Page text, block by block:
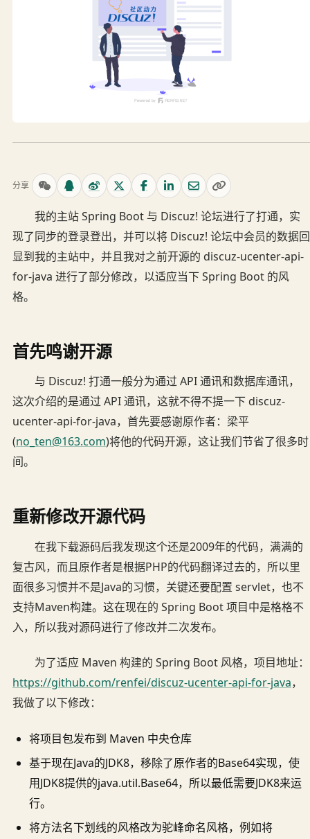
分享
我的主站 Spring Boot 与 Discuz! 论坛进行了打通，实
现了同步的登录登出，并可以将 Discuz! 论坛中会员的数据回
显到我的主站中，并且我对之前开源的 discuz-ucenter-api-
for-java 进行了部分修改，以适应当下 Spring Boot 的风
格。
首先鸣谢开源
与 Discuz! 打通一般分为通过 API 通讯和数据库通讯，
这次介绍的是通过 API 通讯，这就不得不提一下 discuz-
ucenter-api-for-java，首先要感谢原作者：梁平
(no_ten@163.com)将他的代码开源，这让我们节省了很多时
间。
重新修改开源代码
在我下载源码后我发现这个还是2009年的代码，满满的
复古风，而且原作者是根据PHP的代码翻译过去的，所以里
面很多习惯并不是Java的习惯，关键还要配置 servlet，也不
支持Maven构建。这在现在的 Spring Boot 项目中是格格不
入，所以我对源码进行了修改并二次发布。
为了适应 Maven 构建的 Spring Boot 风格，项目地址：
https://github.com/renfei/discuz-ucenter-api-for-java，
我做了以下修改：
将项目包发布到 Maven 中央仓库
基于现在Java的JDK8，移除了原作者的Base64实现，使
用JDK8提供的java.util.Base64，所以最低需要JDK8来运
行。
将方法名下划线的风格改为驼峰命名风格，例如将